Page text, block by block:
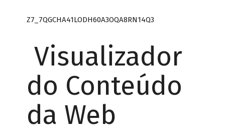
Z7_7QGCHA41LODH60A3OQA8RN14Q3
Visualizador
do Conteúdo
da Web